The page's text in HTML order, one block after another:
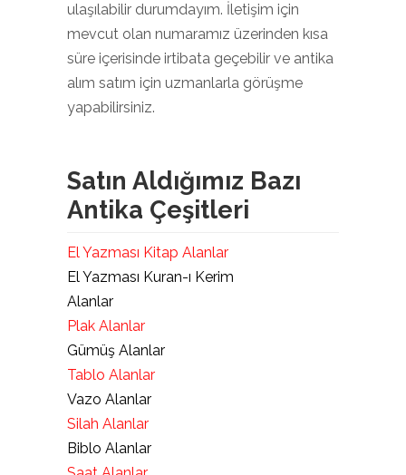
ulaşılabilir durumdayım. İletişim için
mevcut olan numaramız üzerinden kısa
süre içerisinde irtibata geçebilir ve antika
alım satım için uzmanlarla görüşme
yapabilirsiniz.
Satın Aldığımız Bazı
Antika Çeşitleri
El Yazması Kitap Alanlar
El Yazması Kuran-ı Kerim
Alanlar
Plak Alanlar
Gümüş Alanlar
Tablo Alanlar
Vazo Alanlar
Silah Alanlar
Biblo Alanlar